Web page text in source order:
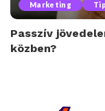
Marketing
Passzív
közben?